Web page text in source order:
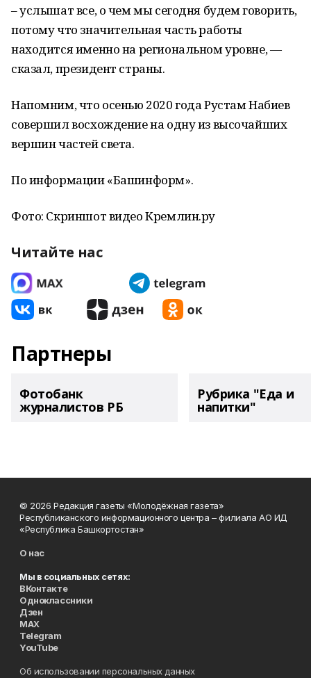
– услышат все, о чем мы сегодня будем говорить,
потому что значительная часть работы
находится именно на региональном уровне, —
сказал, президент страны.
Напомним, что осенью 2020 года Рустам Набиев
совершил восхождение на одну из высочайших
вершин частей света.
По информации «Башинформ».
Фото: Скриншот видео Кремлин.ру
Читайте нас
Партнеры
Фотобанк
журналистов РБ
Рубрика "Еда и
напитки"
© 2026 Редакция газеты «Молодёжная газета»
Республиканского информационного центра – филиала АО ИД
«Республика Башкортостан»
О нас
Мы в социальных сетях:
ВКонтакте
Одноклассники
Дзен
MAX
Telegram
YouTube
Об использовании персональных данных